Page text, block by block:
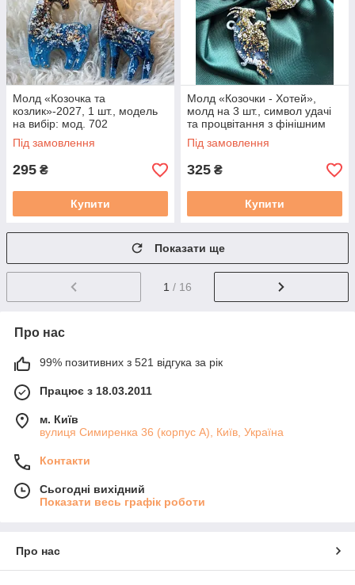
Молд «Козочка та
козлик»-2027, 1 шт., модель
на вибір: мод. 702
Під замовлення
295 ₴
Купити
Молд «Козочки - Хотей»,
молд на 3 шт., символ удачі
та процвітання з фінішним
покриттям. М. 715.
Під замовлення
325 ₴
Купити
Показати ще
1 / 16
Про нас
99% позитивних з 521 відгука за рік
Працює з 18.03.2011
м. Київ
вулиця Симиренка 36 (корпус А), Київ, Україна
Контакти
Сьогодні вихідний
Показати весь графік роботи
Про нас